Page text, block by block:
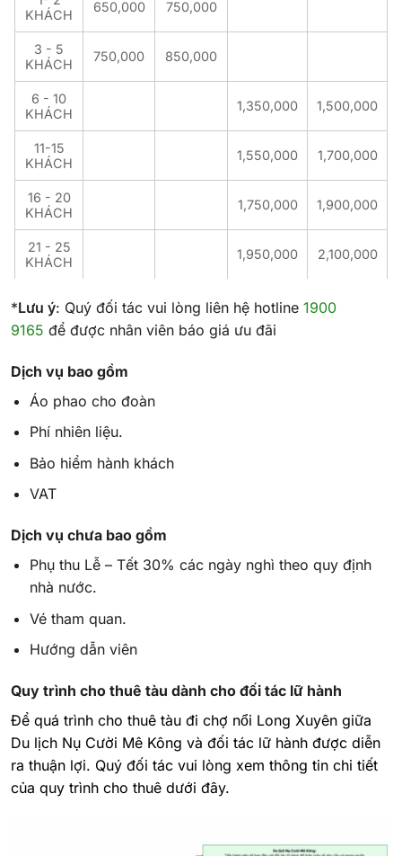
KHÁCH
650,000 750,000
3 - 5
KHÁCH
750,000 850,000
6 - 10
KHÁCH
1,350,000 1,500,000
11-15
KHÁCH
1,550,000 1,700,000
16 - 20
KHÁCH
1,750,000 1,900,000
21 - 25
KHÁCH
1,950,000 2,100,000
*Lưu ý: Quý đối tác vui lòng liên hệ hotline 1900
9165 để được nhân viên báo giá ưu đãi
Dịch vụ bao gồm
Áo phao cho đoàn
Phí nhiên liệu.
Bảo hiểm hành khách
VAT
Dịch vụ chưa bao gồm
Phụ thu Lễ – Tết 30% các ngày nghì theo quy định
nhà nước.
Vé tham quan.
Hướng dẫn viên
Quy trình cho thuê tàu dành cho đối tác lữ hành
Để quá trình cho thuê tàu đi chợ nổi Long Xuyên giữa
Du lịch Nụ Cười Mê Kông và đối tác lữ hành được diễn
ra thuận lợi. Quý đối tác vui lòng xem thông tin chi tiết
của quy trình cho thuê dưới đây.